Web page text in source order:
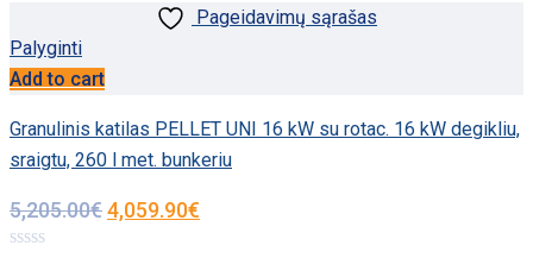
Pageidavimų sąrašas
Palyginti
Add to cart
Granulinis katilas PELLET UNI 16 kW su rotac. 16 kW degikliu,
sraigtu, 260 l met. bunkeriu
5,205.00€4,059.90€